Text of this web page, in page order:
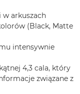
w arkuszach
(Black, Matte
intensywnie
4,3 cala, który
związane z